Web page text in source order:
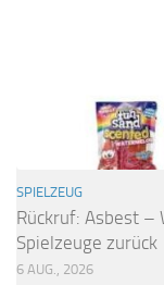
SPIELZEUG
Rückruf: Asbest
Spielzeuge zurück
6 AUG., 2026